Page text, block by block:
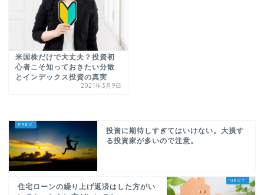
米国株だけで大丈夫？投資初
心者こそ知っておきたい分散
とインデックス投資の真実
2021年3月9日
投資に期待しすぎてはいけない。大損す
る投資家が多いので注意。
住宅ローンの繰り上げ返済はした方がい